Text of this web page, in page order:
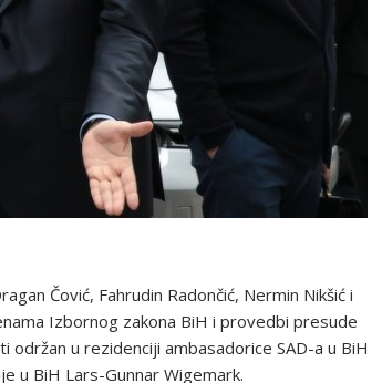
Čović, Fahrudin Radončić, Nermin Nikšić i
Izbornog zakona BiH i provedbi presude
u rezidenciji ambasadorice SAD-a u BiH
u BiH Lars-Gunnar Wigemark.